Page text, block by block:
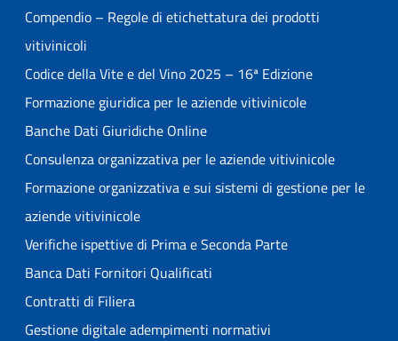
Compendio – Regole di etichettatura dei prodotti
vitivinicoli
Codice della Vite e del Vino 2025 – 16ª Edizione
Formazione giuridica per le aziende vitivinicole
Banche Dati Giuridiche Online
Consulenza organizzativa per le aziende vitivinicole
Formazione organizzativa e sui sistemi di gestione per le
aziende vitivinicole
Verifiche ispettive di Prima e Seconda Parte
Banca Dati Fornitori Qualificati
Contratti di Filiera
Gestione digitale adempimenti normativi